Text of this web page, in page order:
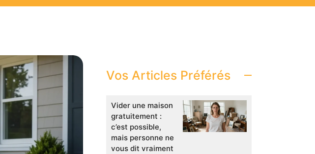
Vos Articles Préférés
Vider une maison
gratuitement :
c’est possible,
mais personne ne
vous dit vraiment